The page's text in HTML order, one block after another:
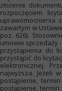
złożenie
rozpoczęciem
uprawomocnienia
zawartym w
poz. 626).
umowie sprzedaży
przystąpienia do
przystąpić do
elektronicznej.
najwyższa. Jeżeli
postąpienie,
postąpienie,